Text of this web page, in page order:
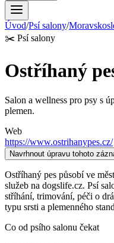
Úvod/Psí salony/
✂️ Psí salony
Ostříhaný
Salon a wellness pro psy s
plemen.
Web
https://www.ostrihanypes.cz/
Navrhnout úpravu tohoto
Ostříhaný pes působí ve
služeb na dogslife.cz. Psí
stříhání, trimování, péči o
typu srsti a plemenného
Co od psího salonu čekat